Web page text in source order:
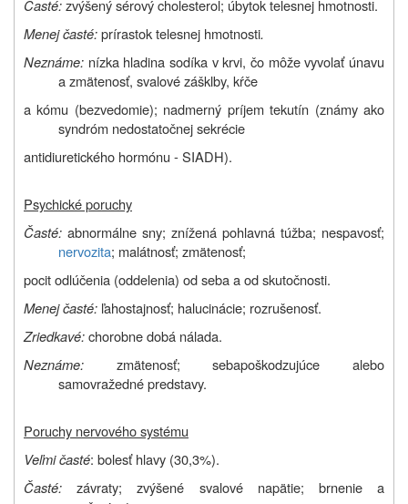
Časté:zvýšený sérový cholesterol; úbytok telesnej hmotnosti.
Menej časté:prírastok telesnej hmotnosti.
Neznáme: nízka hladina sodíka v krvi, čo môže vyvolať únavu
a zmätenosť, svalové zášklby, kŕče
a kómu (bezvedomie); nadmerný príjem tekutín (známy ako
syndróm nedostatočnej sekrécie
antidiuretického hormónu - SIADH).
Psychické poruchy
Časté: abnormálne sny; znížená pohlavná túžba; nespavosť;
nervozita; malátnosť; zmätenosť;
pocit odlúčenia (oddelenia) od seba a od skutočnosti.
Menej časté: ľahostajnosť; halucinácie; rozrušenosť.
Zriedkavé:chorobne dobá nálada.
Neznáme: zmätenosť; sebapoškodzujúce alebo
samovražedné predstavy.
Poruchy nervového systému
Veľmi časté: bolesť hlavy (30,3%).
Časté: závraty; zvýšené svalové napätie; brnenie a